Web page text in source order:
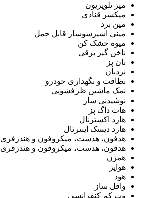
میز تلویزیون
میکسر قنادی
مین برد
مینی اسپرسوساز قابل حمل
میوه خشک کن
ناخن گیر برقی
نان پز
نردبان
نظافت و نگهداری خودرو
نمک ماشین ظرفشویی
نوشیدنی ساز
هات داگ پز
هارد اکسترنال
هارد دیسک اینترنال
هدفون، هدست، میکروفون و هندزفری
هدفون، هدست، میکروفون و هندزفری
همزن
هواپز
هود
وافل ساز
وب کم کنفرانسی